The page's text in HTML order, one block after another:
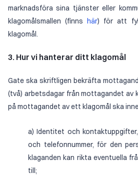
marknadsföra sina tjänster eller
klagomålsmallen (finnshär) för att
klagomål.
3. Hur vi hanterar ditt klagomål
Gate ska skriftligen bekräfta
(två) arbetsdagar från mottagandet av
på mottagandet av ett klagomål ska
a) Identitet och
och telefonnummer, för den
klaganden kan rikta eventuella
till;